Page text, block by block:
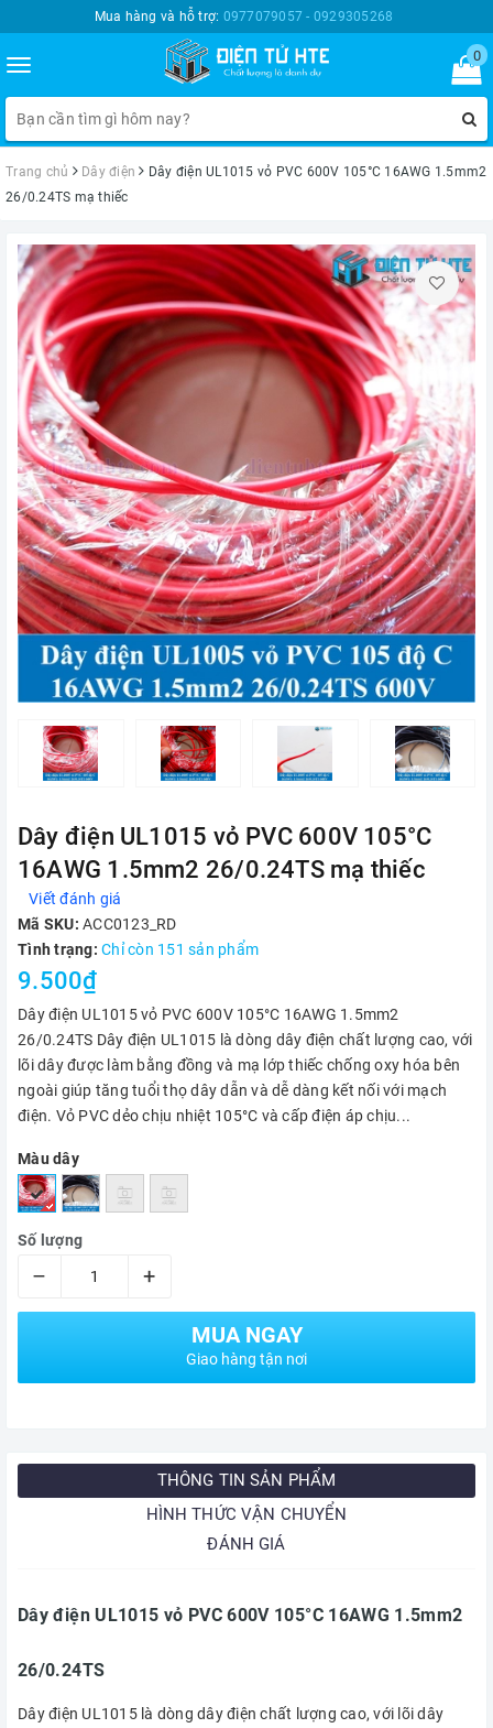
Mua hàng và hỗ trợ: 0977079057 - 0929305268
Toggle
navigation
0
Trang chủ Dây điện
Dây điện UL1015 vỏ PVC 600V 105°C 16AWG 1.5mm2
26/0.24TS mạ thiếc
Dây điện UL1015 vỏ PVC 600V 105°C
16AWG 1.5mm2 26/0.24TS mạ thiếc
Viết đánh giá
Mã SKU: ACC0123_RD
Tình trạng: Chỉ còn 151 sản phẩm
9.500₫
Dây điện UL1015 vỏ PVC 600V 105°C 16AWG 1.5mm2
26/0.24TS Dây điện UL1015 là dòng dây điện chất lượng cao, với
lõi dây được làm bằng đồng và mạ lớp thiếc chống oxy hóa bên
ngoài giúp tăng tuổi thọ dây dẫn và dễ dàng kết nối với mạch
điện. Vỏ PVC dẻo chịu nhiệt 105°C và cấp điện áp chịu...
Màu dây
Số lượng
– +
MUA NGAY
Giao hàng tận nơi
THÔNG TIN SẢN PHẨM
HÌNH THỨC VẬN CHUYỂN
ĐÁNH GIÁ
Dây điện UL1015 vỏ PVC 600V 105°C 16AWG 1.5mm2
26/0.24TS
Dây điện UL1015 là dòng dây điện chất lượng cao, với lõi dây